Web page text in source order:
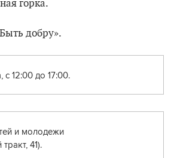
горка.
добру».
с 12:00 до 17:00.
и молодежи
41).